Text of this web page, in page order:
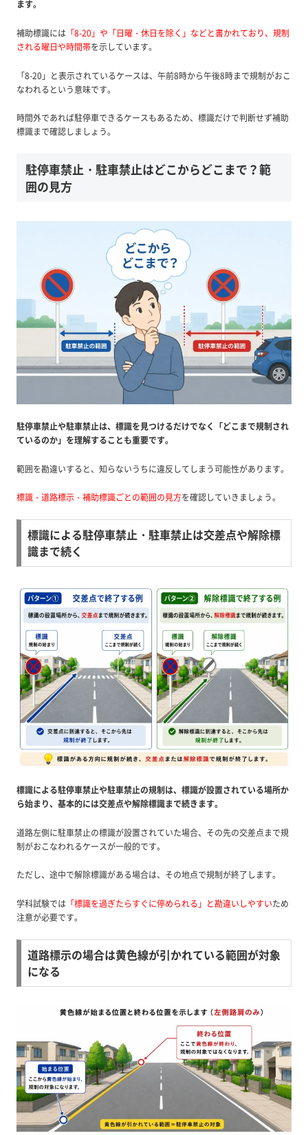
ます。
補助標識には「8-20」や「日曜・休日を除く」などと書かれており、規制
される曜日や時間帯を示しています。
「8-20」と表示されているケースは、午前8時から午後8時まで規制がおこ
なわれるという意味です。
時間外であれば駐停車できるケースもあるため、標識だけで判断せず補助
標識まで確認しましょう。
駐停車禁止・駐車禁止はどこからどこまで？範
囲の見方
駐停車禁止や駐車禁止は、標識を見つけるだけでなく「どこまで規制され
ているのか」を理解することも重要です。
範囲を勘違いすると、知らないうちに違反してしまう可能性があります。
標識・道路標示・補助標識ごとの範囲の見方を確認していきましょう。
標識による駐停車禁止・駐車禁止は交差点や解除標
識まで続く
標識による駐停車禁止や駐車禁止の規制は、標識が設置されている場所か
ら始まり、基本的には交差点や解除標識まで続きます。
道路左側に駐車禁止の標識が設置されていた場合、その先の交差点まで規
制がおこなわれるケースが一般的です。
ただし、途中で解除標識がある場合は、その地点で規制が終了します。
学科試験では「標識を過ぎたらすぐに停められる」と勘違いしやすいため
注意が必要です。
道路標示の場合は黄色線が引かれている範囲が対象
になる